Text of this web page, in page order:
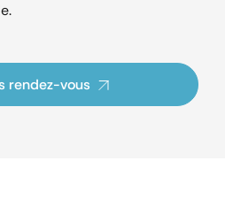
rendez-vous